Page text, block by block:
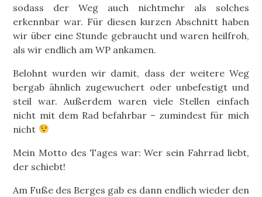
sodass der Weg auch nichtmehr als solches
erkennbar war. Für diesen kurzen Abschnitt haben
wir über eine Stunde gebraucht und waren heilfroh,
als wir endlich am WP ankamen.
Belohnt wurden wir damit, dass der weitere Weg
bergab ähnlich zugewuchert oder unbefestigt und
steil war. Außerdem waren viele Stellen einfach
nicht mit dem Rad befahrbar – zumindest für mich
nicht
Mein Motto des Tages war: Wer sein Fahrrad liebt,
der schiebt!
Am Fuße des Berges gab es dann endlich wieder den